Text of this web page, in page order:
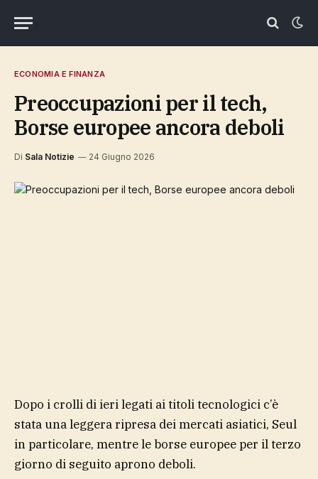
ECONOMIA E FINANZA
Preoccupazioni per il tech,
Borse europee ancora deboli
Di Sala Notizie 24 Giugno 2026
Dopo i crolli di ieri legati ai titoli tecnologici c’è
stata una leggera ripresa dei mercati asiatici, Seul
in particolare, mentre le borse europee per il terzo
giorno di seguito aprono deboli.